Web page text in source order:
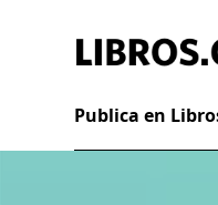
Publica en